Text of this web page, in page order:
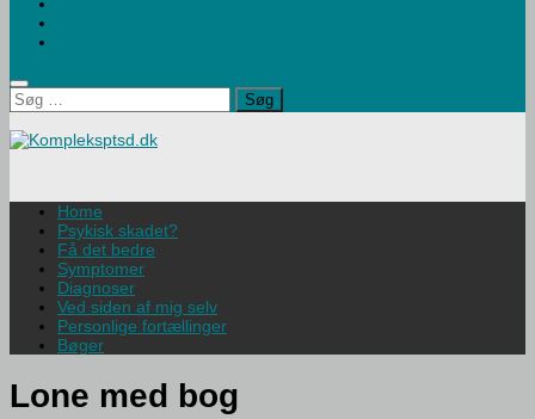
Søg
efter:
Home
Psykisk skadet?
Få det bedre
Symptomer
Diagnoser
Ved siden af mig selv
Personlige fortællinger
Bøger
Lone med bog